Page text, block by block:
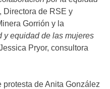
Directora de RSE y
Gorrión y la
y equidad de las mujeres
Pryor, consultora
de Anita González